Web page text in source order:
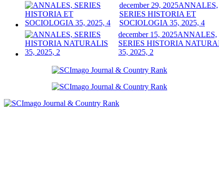
december 29, 2025ANNALES,
SERIES HISTORIA ET
SOCIOLOGIA 35, 2025, 4
december 15, 2025ANNALES,
SERIES HISTORIA
35, 2025, 2